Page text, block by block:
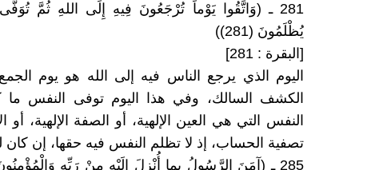
281 ـ (وَاتَّقُوا يَوْماً تُرْجَعُونَ فِيهِ إِلَى اللهِ
يُظْلَمُونَ (281))
[البقرة : 281]
اليوم الذي يرجع الناس فيه إلى الله هو يوم
الكشف السالك، وفي هذا اليوم توفى النفس
النفس التي هي العين الإلهية، أو الصفة الإلهية،
تصفية الحساب، إذ لا تظلم النفس فيه حقها، إن كان
285 ـ (آمَنَ الرَّسُولُ بِما أُنْزِلَ إِلَيْهِ مِنْ رَبِّهِ